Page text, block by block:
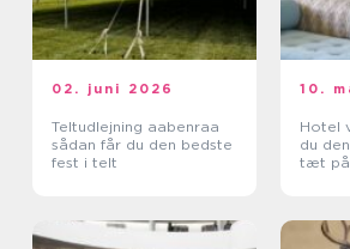
02. juni 2026
Teltudlejning aabenraa
sådan får du den bedste
fest i telt
10.
Hotel varde
du
tæt på